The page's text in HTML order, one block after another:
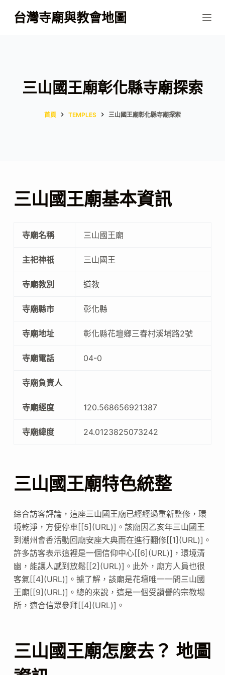
跳
至
台灣寺廟與教會地圖
三山國王廟彰化縣寺廟探索
首頁 TEMPLES 三山國王廟彰化縣寺廟探索
三山國王廟基本資訊
寺廟名稱 三山國王廟
主祀神祇 三山國王
寺廟教別 道教
寺廟縣市 彰化縣
寺廟地址 彰化縣花壇鄉三春村溪埔路2號
寺廟電話 04-0
寺廟負責人
寺廟經度 120.568656921387
寺廟緯度 24.0123825073242
三山國王廟特色統整
綜合訪客評論，這座三山國王廟已經經過重新整修，環
境乾淨，方便停車[[5](URL)]。該廟因乙亥年三山國王
到潮州會香活動回廟安座大典而在進行翻修[[1](URL)]。
許多訪客表示這裡是一個信仰中心[[6](URL)]，環境清
幽，能讓人感到放鬆[[2](URL)]。此外，廟方人員也很
客氣[[4](URL)]。據了解，該廟是花壇唯一一間三山國
王廟[[9](URL)]。總的來說，這是一個受讚譽的宗教場
所，適合信眾參拜[[4](URL)]。
三山國王廟怎麼去？ 地圖